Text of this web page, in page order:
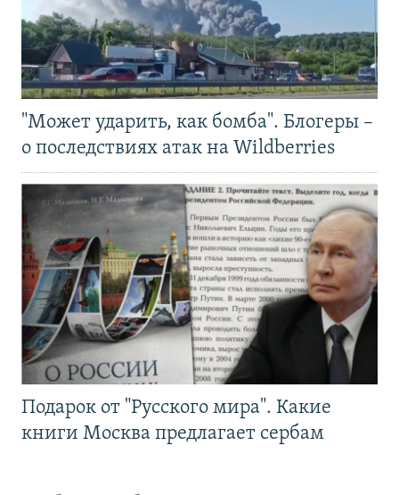
"Может ударить, как бомба". Блогеры –
о последствиях атак на Wildberries
Подарок от "Русского мира". Какие
книги Москва предлагает сербам